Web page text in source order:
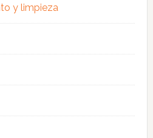
y limpieza